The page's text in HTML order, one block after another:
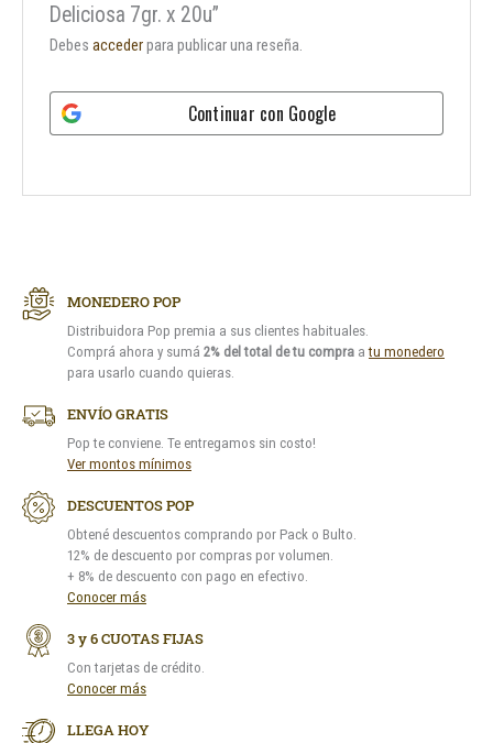
Deliciosa 7gr. x 20u”
Debesaccederpara publicar una reseña.
Continuar con Google
MONEDERO POP
Distribuidora Pop premia a sus clientes habituales.
Comprá ahora y sumá 2% del total de tu compra atu monedero
para usarlo cuando quieras.
ENVÍO GRATIS
Pop te conviene. Te entregamos sin costo!
Ver montos mínimos
DESCUENTOS POP
Obtené descuentos comprando por Pack o Bulto.
12% de descuento por compras por volumen.
+ 8% de descuento con pago en efectivo.
Conocer más
3 y 6 CUOTAS FIJAS
Con tarjetas de crédito.
Conocer más
LLEGA HOY